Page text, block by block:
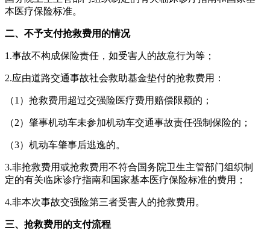
本医疗保险标准。
二、不予支付抢救费用的情况
1.事故不构成保险责任，如受害人的故意行为等；
2.应由道路交通事故社会救助基金垫付的抢救费用：
（1）抢救费用超过交强险医疗费用赔偿限额的；
（2）肇事机动车未参加机动车交通事故责任强制保险的；
（3）机动车肇事后逃逸的。
3.非抢救费用或抢救费用不符合国务院卫生主管部门组织制
定的有关临床诊疗指南和国家基本医疗保险标准的费用；
4.非本次事故交强险第三者受害人的抢救费用。
三、抢救费用的支付流程